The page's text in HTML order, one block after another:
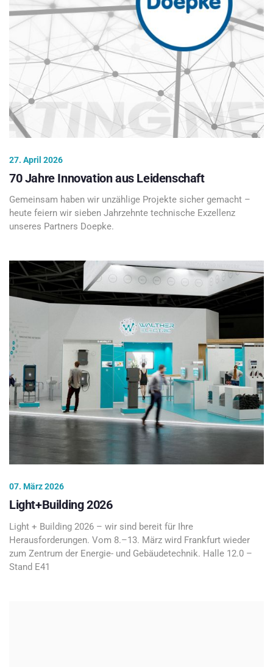
27. April 2026
70 Jahre Innovation aus Leidenschaft
Gemeinsam haben wir unzählige Projekte sicher gemacht –
heute feiern wir sieben Jahrzehnte technische Exzellenz
unseres Partners Doepke.
07. März 2026
Light+Building 2026
Light + Building 2026 – wir sind bereit für Ihre
Herausforderungen. Vom 8.–13. März wird Frankfurt wieder
zum Zentrum der Energie- und Gebäudetechnik. Halle 12.0 –
Stand E41